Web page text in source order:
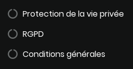
Protection de la vie privée
RGPD
Conditions générales